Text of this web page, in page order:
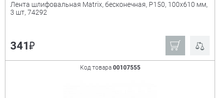
Лента шлифовальная Matrix, бесконечная, P150, 100х610 мм,
3 шт, 74292
341₽
Код товара 00107555